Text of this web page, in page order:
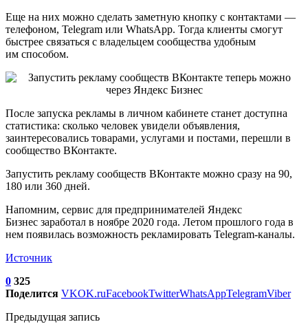
Еще на них можно сделать заметную кнопку с контактами —
телефоном, Telegram или WhatsApp. Тогда клиенты смогут
быстрее связаться с владельцем сообщества удобным
им способом.
После запуска рекламы в личном кабинете станет доступна
статистика: сколько человек увидели объявления,
заинтересовались товарами, услугами и постами, перешли в
сообщество ВКонтакте.
Запустить рекламу сообществ ВКонтакте можно сразу на 90,
180 или 360 дней.
Напомним, сервис для предпринимателей Яндекс
Бизнес заработал в ноябре 2020 года. Летом прошлого года в
нем появилась возможность рекламировать Telegram-каналы.
Источник
0 325
Поделится VKOK.ruFacebookTwitterWhatsAppTelegramViber
Предыдущая запись